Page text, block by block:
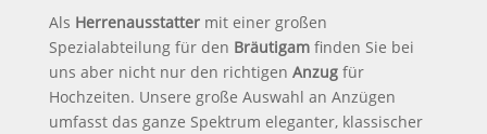
Als Herrenausstattermit einer großen
Spezialabteilung für den Bräutigamfinden Sie bei
uns aber nicht nur den richtigen Anzugfür
Hochzeiten. Unsere große Auswahl an Anzügen
umfasst das ganze Spektrum eleganter, klassischer